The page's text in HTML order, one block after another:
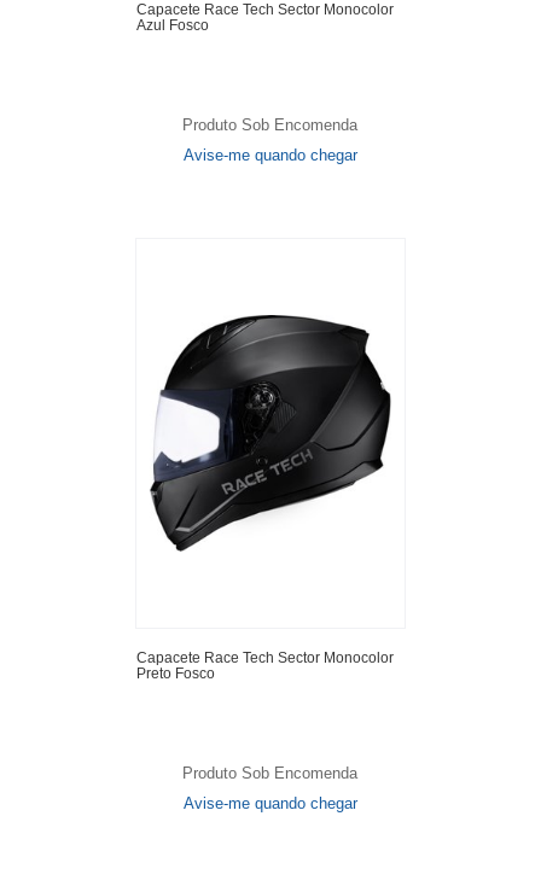
Capacete Race Tech Sector Monocolor
Azul Fosco
Produto Sob Encomenda
Avise-me quando chegar
Capacete Race Tech Sector Monocolor
Preto Fosco
Produto Sob Encomenda
Avise-me quando chegar